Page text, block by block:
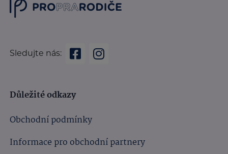
Sledujte nás:
Důležité odkazy
Obchodní podmínky
Informace pro obchodní partnery